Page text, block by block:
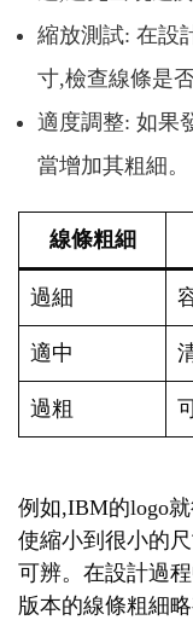
縮放測試: 在設
寸,檢查線條是
適度調整: 如果
當增加其粗細。
線條粗細
過細
適中
過粗
例如,IBM的logo
使縮小到很小的
可辨。在設計過
版本的線條粗細